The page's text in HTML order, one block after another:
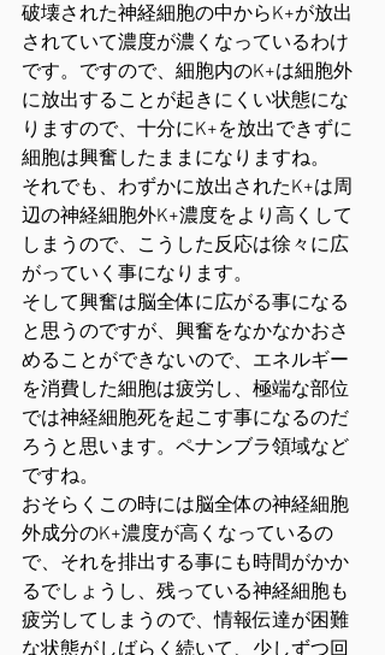
破壊された神経細胞の中からK+が放出
されていて濃度が濃くなっているわけ
です。ですので、細胞内のK+は細胞外
に放出することが起きにくい状態にな
りますので、十分にK+を放出できずに
細胞は興奮したままになりますね。
それでも、わずかに放出されたK+は周
辺の神経細胞外K+濃度をより高くして
しまうので、こうした反応は徐々に広
がっていく事になります。
そして興奮は脳全体に広がる事になる
と思うのですが、興奮をなかなかおさ
めることができないので、エネルギー
を消費した細胞は疲労し、極端な部位
では神経細胞死を起こす事になるのだ
ろうと思います。ペナンブラ領域など
ですね。
おそらくこの時には脳全体の神経細胞
外成分のK+濃度が高くなっているの
で、それを排出する事にも時間がかか
るでしょうし、残っている神経細胞も
疲労してしまうので、情報伝達が困難